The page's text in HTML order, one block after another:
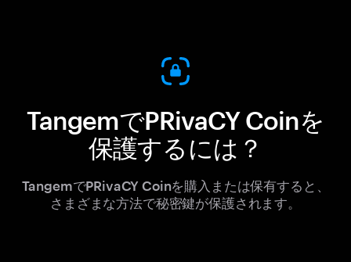
TangemでPRivaCY Coinを
保護するには？
TangemでPRivaCY Coinを購入または保有すると、
さまざまな方法で秘密鍵が保護されます。